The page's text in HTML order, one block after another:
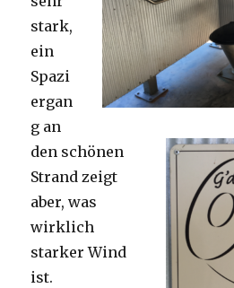
stark,
ein
Spazi
ergan
g an
den schönen
Strand zeigt
aber, was
wirklich
starker Wind
ist.